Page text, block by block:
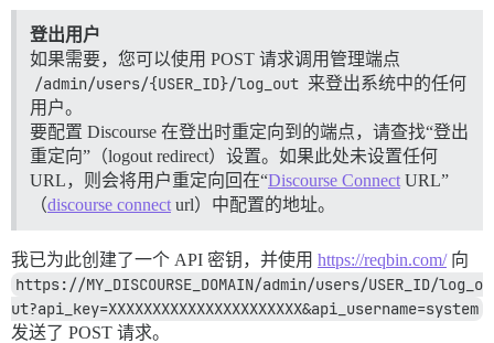
登出用户
如果需要，您可以使用 POST 请求调用管理端点
/admin/users/{USER_ID}/log_out 来登出系统中的任何
用户。
要配置 Discourse 在登出时重定向到的端点，请查找“登出
重定向”（logout redirect）设置。如果此处未设置任何
URL，则会将用户重定向回在“Discourse Connect URL”
（discourse connect url）中配置的地址。
我已为此创建了一个 API 密钥，并使用 https://reqbin.com/向
https://MY_DISCOURSE_DOMAIN/admin/users/USER_ID/log_o
ut?api_key=XXXXXXXXXXXXXXXXXXXXXX&api_username=system
发送了 POST 请求。